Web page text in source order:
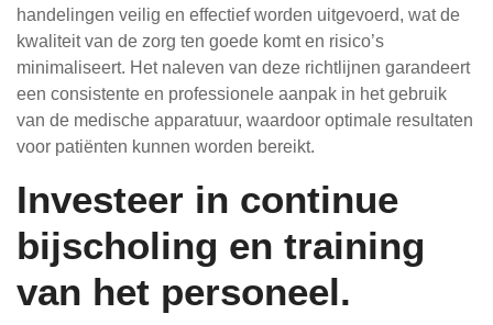
handelingen veilig en effectief worden uitgevoerd, wat de
kwaliteit van de zorg ten goede komt en risico’s
minimaliseert. Het naleven van deze richtlijnen garandeert
een consistente en professionele aanpak in het gebruik
van de medische apparatuur, waardoor optimale resultaten
voor patiënten kunnen worden bereikt.
Investeer in continue
bijscholing en training
van het personeel.